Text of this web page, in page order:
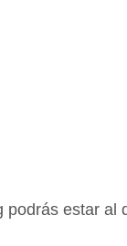
podrás estar al